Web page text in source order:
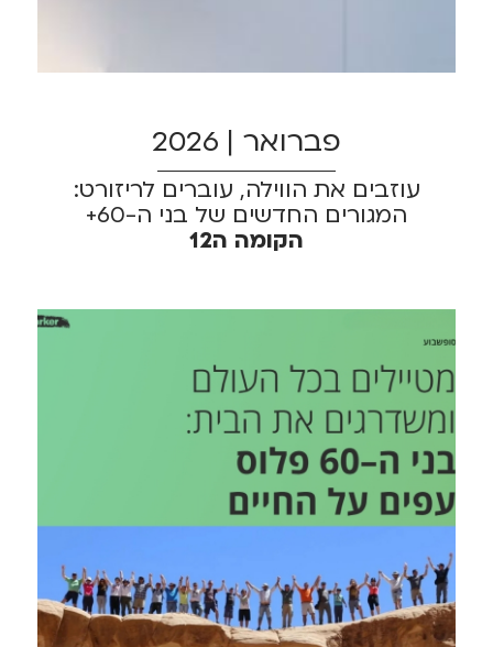
פברואר | 2026
עוזבים את הווילה, עוברים לריזורט:
המגורים החדשים של בני ה-60+
הקומה ה12